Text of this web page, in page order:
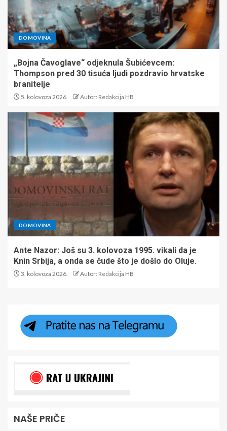
DOMOVINA
„Bojna Čavoglave“ odjeknula Šubićevcem:
Thompson pred 30 tisuća ljudi pozdravio hrvatske
branitelje
5. kolovoza 2026. Autor: Redakcija HB
DOMOVINA
Ante Nazor: Još su 3. kolovoza 1995. vikali da je
Knin Srbija, a onda se čude što je došlo do Oluje.
3. kolovoza 2026. Autor: Redakcija HB
NAŠE PRIČE